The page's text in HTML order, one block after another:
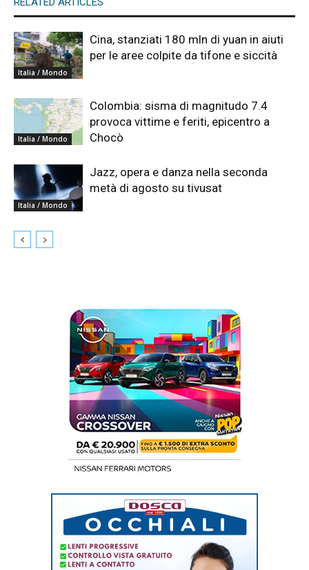
Italia / Mondo
Cina, stanziati 180 mln di yuan in aiuti
per le aree colpite da tifone e siccità
Italia / Mondo
Colombia: sisma di magnitudo 7.4
provoca vittime e feriti, epicentro a
Chocò
Italia / Mondo
Jazz, opera e danza nella seconda
metà di agosto su tivusat